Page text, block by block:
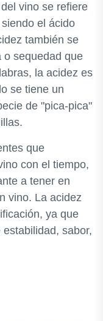
vino se refiere
el ácido
también se
o sequedad que
la acidez es
se tiene un
de "pica-pica"
que
con el tiempo,
a tener en
vino. La acidez
ya que
sabor,